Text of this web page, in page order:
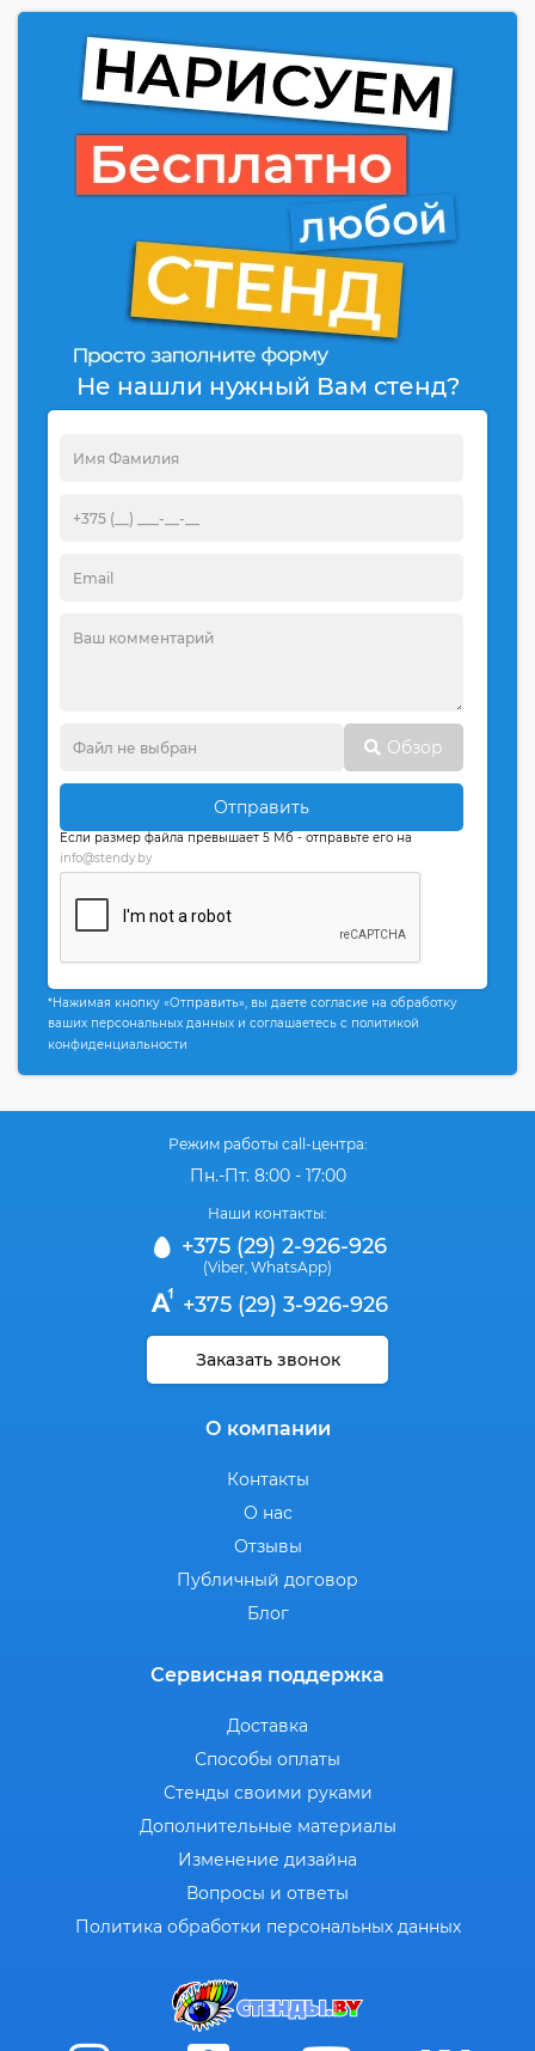
Не нашли нужный Вам стенд?
Обзор
Отправить
Если размер файла превышает 5 Мб - отправьте его на
info@stendy.by
*Нажимая кнопку «Отправить», вы даете согласие на обработку
ваших персональных данных и соглашаетесь с политикой
конфиденциальности
Режим работы call-центра:
Пн.-Пт. 8:00 - 17:00
Наши контакты:
+375 (29) 2-926-926
(Viber WhatsApp)
+375 (29) 3-926-926
Заказать звонок
О компании
Контакты
О нас
Отзывы
Публичный договор
Блог
Сервисная поддержка
Доставка
Способы оплаты
Стенды своими руками
Дополнительные материалы
Изменение дизайна
Вопросы и ответы
Политика обработки персональных данных